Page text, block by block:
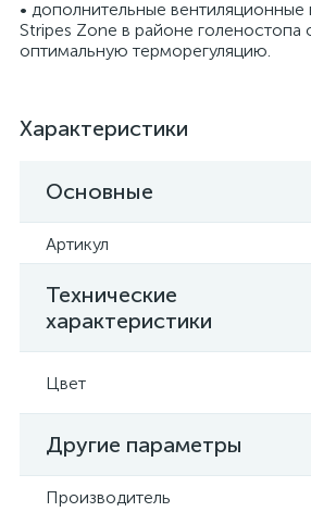
• дополнительные вентиляционные
Stripes Zone в районе голеностопа
оптимальную терморегуляцию.
Характеристики
Основные
Артикул
Технические
характеристики
Цвет
Другие параметры
Производитель